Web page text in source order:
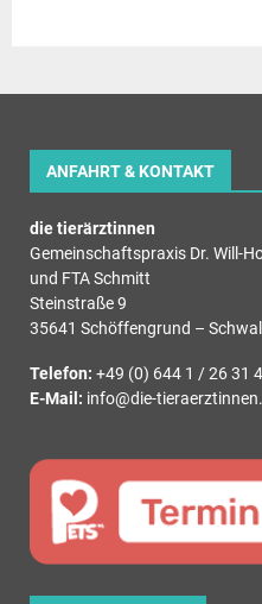
ANFAHRT & KONTAKT
die tierärztinnen
Gemeinschaftspraxis Dr. Will-
und FTA Schmitt
Steinstraße 9
35641 Schöffengrund –
Telefon: +49 (0) 644 1 / 26 31 4
E-Mail: info@die-